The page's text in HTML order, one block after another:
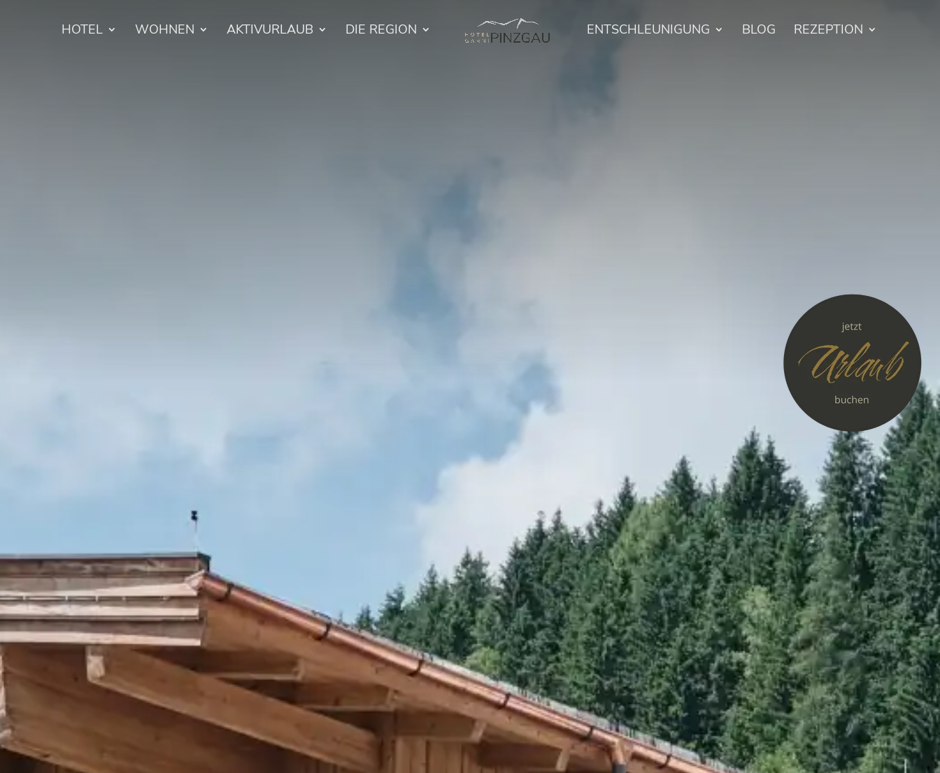
HOTEL WOHNEN AKTIVURLAUB DIE REGION ENTSCHLEUNIGUNG BLOG REZEPTION